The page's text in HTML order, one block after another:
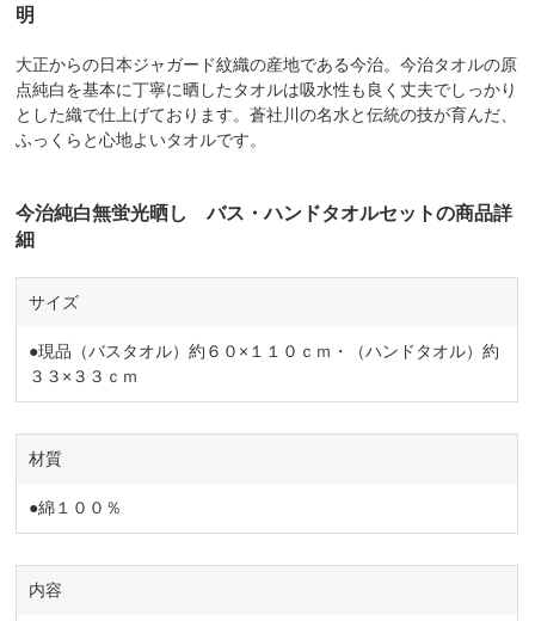
明
大正からの日本ジャガード紋織の産地である今治。今治タオルの原
点純白を基本に丁寧に晒したタオルは吸水性も良く丈夫でしっかり
とした織で仕上げております。蒼社川の名水と伝統の技が育んだ、
ふっくらと心地よいタオルです。
今治純白無蛍光晒し バス・ハンドタオルセットの商品詳
細
サイズ
●現品（バスタオル）約６０×１１０ｃｍ・（ハンドタオル）約
３３×３３ｃｍ
材質
●綿１００％
内容